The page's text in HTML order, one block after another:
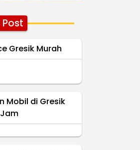
Gresik Murah
Mobil di Gresik